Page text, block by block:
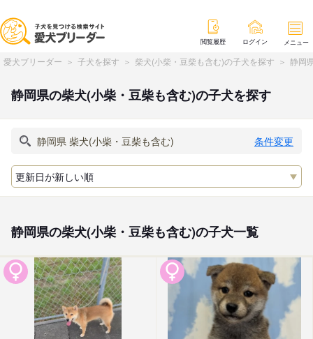
閲覧履歴 ログイン メニュー
愛犬ブリーダー 子犬を探す 柴犬(小柴・豆柴も含む)の子犬を探す 静岡
静岡県の柴犬(小柴・豆柴も含む)の子犬を探す
条件変更
静岡県の柴犬(小柴・豆柴も含む)の子犬一覧